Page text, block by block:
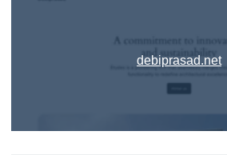
debiprasad.net